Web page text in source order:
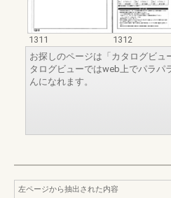
1311
1312
お探しのページは「カタログビュ
タログビューではweb上でパラパ
んになれます。
左ページから抽出された内容